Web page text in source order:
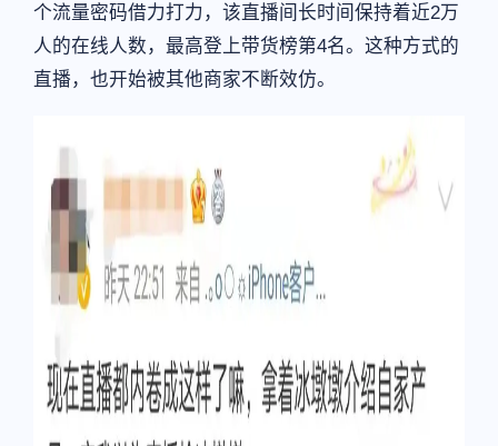
个流量密码借力打力，该直播间长时间保持着近2万
人的在线人数，最高登上带货榜第4名。这种方式的
直播，也开始被其他商家不断效仿。